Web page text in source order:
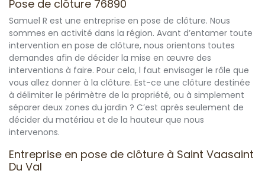
Pose de clôture 76890
Samuel R est une entreprise en pose de clôture. Nous
sommes en activité dans la région. Avant d’entamer toute
intervention en pose de clôture, nous orientons toutes
demandes afin de décider la mise en œuvre des
interventions à faire. Pour cela, l faut envisager le rôle que
vous allez donner à la clôture. Est-ce une clôture destinée
à délimiter le périmètre de la propriété, ou à simplement
séparer deux zones du jardin ? C’est après seulement de
décider du matériau et de la hauteur que nous
intervenons.
Entreprise en pose de clôture à Saint Vaasaint
Du Val